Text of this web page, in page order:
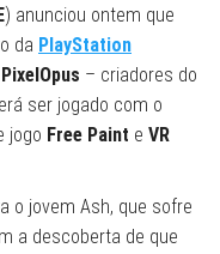
) anunciou ontem que
da PlayStation
PixelOpus – criadores do
ser jogado com o
jogo Free Paint e VR
o jovem Ash, que sofre
a descoberta de que